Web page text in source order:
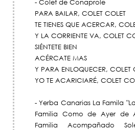
- Colet de Conaprole
PARA BAILAR, COLET COLET
TE TIENES QUE ACERCAR,
Y LA CORRIENTE VA, COLET
SIÉNTETE BIEN
ACÉRCATE MAS
Y PARA ENLOQUECER, COLET
YO TE ACARICIARÉ, COLET
- Yerba Canarias La Famila
Familia Como de Ayer de
Familia Acompañado